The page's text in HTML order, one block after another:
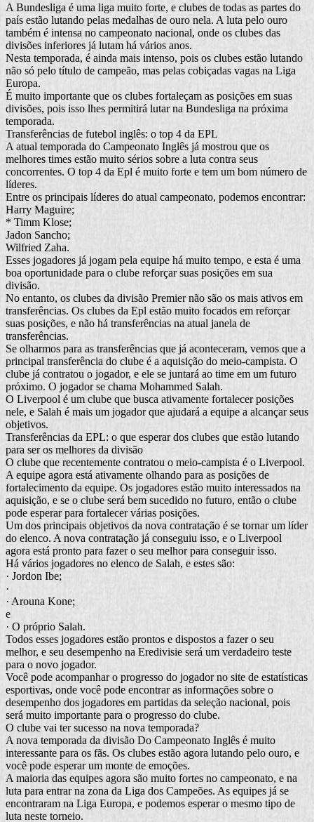
A Bundesliga é uma liga muito forte, e clubes de todas as partes do
país estão lutando pelas medalhas de ouro nela. A luta pelo ouro
também é intensa no campeonato nacional, onde os clubes das
divisões inferiores já lutam há vários anos.
Nesta temporada, é ainda mais intenso, pois os clubes estão lutando
não só pelo título de campeão, mas pelas cobiçadas vagas na Liga
Europa.
É muito importante que os clubes fortaleçam as posições em suas
divisões, pois isso lhes permitirá lutar na Bundesliga na próxima
temporada.
Transferências de futebol inglês: o top 4 da EPL
A atual temporada do Campeonato Inglês já mostrou que os
melhores times estão muito sérios sobre a luta contra seus
concorrentes. O top 4 da Epl é muito forte e tem um bom número de
líderes.
Entre os principais líderes do atual campeonato, podemos encontrar:
Harry Maguire;
* Timm Klose;
Jadon Sancho;
Wilfried Zaha.
Esses jogadores já jogam pela equipe há muito tempo, e esta é uma
boa oportunidade para o clube reforçar suas posições em sua
divisão.
No entanto, os clubes da divisão Premier não são os mais ativos em
transferências. Os clubes da Epl estão muito focados em reforçar
suas posições, e não há transferências na atual janela de
transferências.
Se olharmos para as transferências que já aconteceram, vemos que a
principal transferência do clube é a aquisição do meio-campista. O
clube já contratou o jogador, e ele se juntará ao time em um futuro
próximo. O jogador se chama Mohammed Salah.
O Liverpool é um clube que busca ativamente fortalecer posições
nele, e Salah é mais um jogador que ajudará a equipe a alcançar seus
objetivos.
Transferências da EPL: o que esperar dos clubes que estão lutando
para ser os melhores da divisão
O clube que recentemente contratou o meio-campista é o Liverpool.
A equipe agora está ativamente olhando para as posições de
fortalecimento da equipe. Os jogadores estão muito interessados na
aquisição, e se o clube será bem sucedido no futuro, então o clube
pode esperar para fortalecer várias posições.
Um dos principais objetivos da nova contratação é se tornar um líder
do elenco. A nova contratação já conseguiu isso, e o Liverpool
agora está pronto para fazer o seu melhor para conseguir isso.
Há vários jogadores no elenco de Salah, e estes são:
· Jordon Ibe;
·
· Arouna Kone;
e
· O próprio Salah.
Todos esses jogadores estão prontos e dispostos a fazer o seu
melhor, e seu desempenho na Eredivisie será um verdadeiro teste
para o novo jogador.
Você pode acompanhar o progresso do jogador no site de estatísticas
esportivas, onde você pode encontrar as informações sobre o
desempenho dos jogadores em partidas da seleção nacional, pois
será muito importante para o progresso do clube.
O clube vai ter sucesso na nova temporada?
A nova temporada da divisão Do Campeonato Inglês é muito
interessante para os fãs. Os clubes estão agora lutando pelo ouro, e
você pode esperar um monte de emoções.
A maioria das equipes agora são muito fortes no campeonato, e na
luta para entrar na zona da Liga dos Campeões. As equipes já se
encontraram na Liga Europa, e podemos esperar o mesmo tipo de
luta neste torneio.